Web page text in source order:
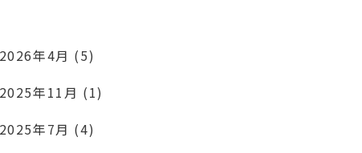
2026年4月 (5)
2025年11月 (1)
2025年7月 (4)